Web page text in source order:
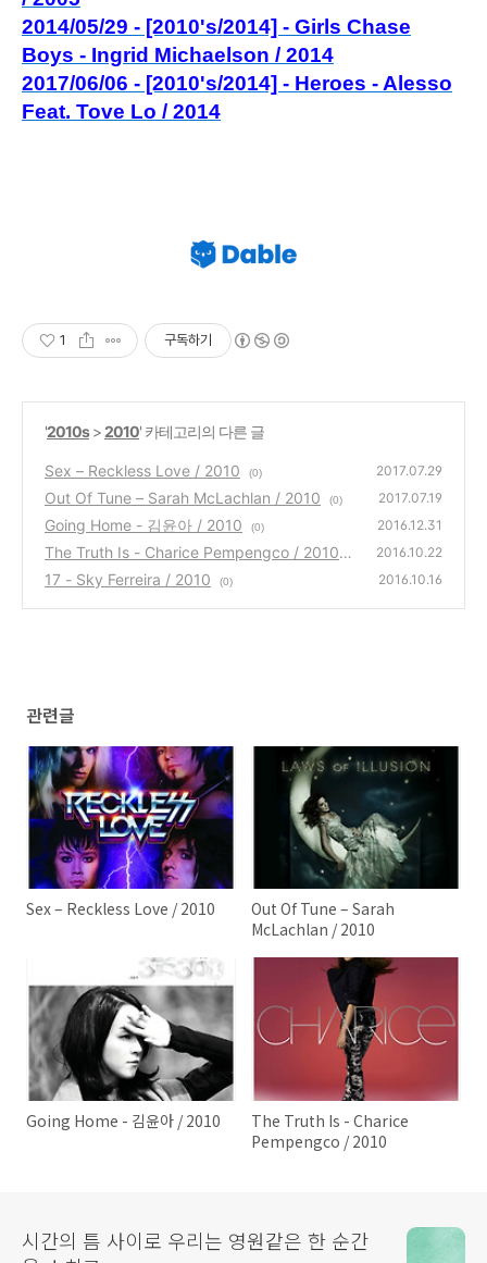
2014/05/29 - [2010's/2014] - Girls Chase
Boys - Ingrid Michaelson / 2014
2017/06/06 - [2010's/2014] - Heroes - Alesso
Feat. Tove Lo / 2014
1 구독하기
'2010s>2010' 카테고리의 다른 글
Sex – Reckless Love / 2010 (0) 2017.07.29
Out Of Tune – Sarah McLachlan / 2010 (0) 2017.07.19
Going Home - 김윤아 / 2010 (0) 2016.12.31
The Truth Is - Charice Pempengco / 2010
(0)
2016.10.22
17 - Sky Ferreira / 2010 (0) 2016.10.16
관련글
Sex – Reckless Love / 2010
Out Of Tune – Sarah
McLachlan / 2010
Going Home - 김윤아 / 2010
The Truth Is - Charice
Pempengco / 2010
시간의 틈 사이로 우리는 영원같은 한 순간